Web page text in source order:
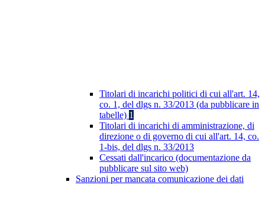
Titolari di incarichi politici di cui all'art. 14,
co. 1, del dlgs n. 33/2013 (da pubblicare in
tabelle) 1
Titolari di incarichi di amministrazione, di
direzione o di governo di cui all'art. 14, co.
1-bis, del dlgs n. 33/2013
Cessati dall'incarico (documentazione da
pubblicare sul sito web)
Sanzioni per mancata comunicazione dei dati